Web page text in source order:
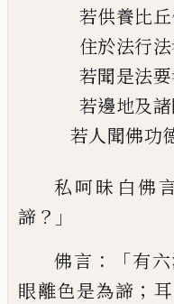
若供養比
住於法行
若聞是法
若邊地及
若人聞佛功
私呵昧白佛
諦 ？」
佛言 ： 「有
眼離色是為諦 ； 耳